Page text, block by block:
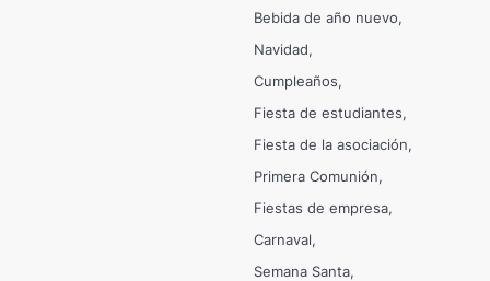
Bebida de año nuevo
Navidad
Cumpleaños
Fiesta de estudiantes
Fiesta de la asociación
Primera Comunión
Fiestas de empresa
Carnaval
Semana Santa